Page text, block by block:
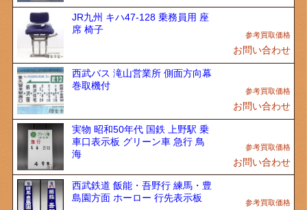
JR九州 キハ47-128 乗務員用 座
席 椅子
お問い合わせ
西武バス 滝山営業所 側面方向幕
巻取機付
お問い合わせ
実物 昭和50年代 国鉄 上野駅 乗
車口表示板 グリーン車 急行 鳥
海
お問い合わせ
西武鉄道 飯能・吾野行 練馬・豊
島園方面 ホーロー 行先表示板